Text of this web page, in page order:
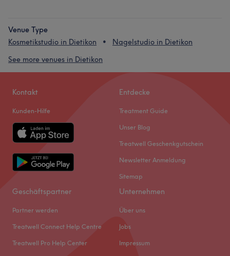
Venue Type
Kosmetikstudio in Dietikon
Nagelstudio in Dietikon
See more venues in Dietikon
Kontakt
Kunden-Hilfe
Entdecke
Treatment Guide
Unser Blog
Treatwell Geschenkgutschein
Newsletter Anmeldung
Sitemap
Geschäftspartner
Partner werden
Treatwell Connect Help Centre
Treatwell Pro Help Center
Unternehmen
Über uns
Jobs
Impressum